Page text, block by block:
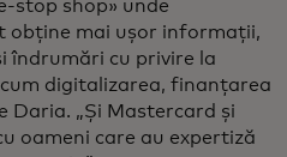
stop shop» unde
obține mai ușor informații,
îndrumări cu privire la
digitalizarea, finanțarea
Daria. „Și Mastercard și
oameni care au expertiză